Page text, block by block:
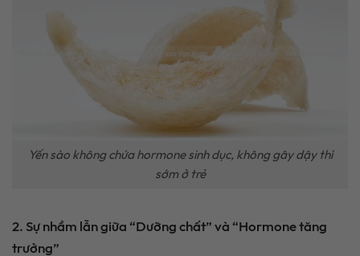
Yến sào không chứa hormone sinh dục, không gây dậy thì
sớm ở trẻ
2. Sự nhầm lẫn giữa “Dưỡng chất” và “Hormone tăng
trưởng”